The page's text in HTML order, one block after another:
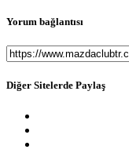
Yorum bağlantısı
Diğer Sitelerde Paylaş